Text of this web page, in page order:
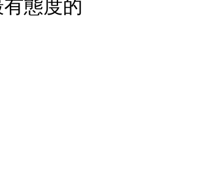
態度的